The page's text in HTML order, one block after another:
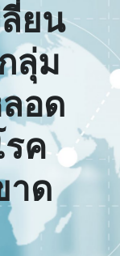
ยน
ลุ่ม
อด
ค
าด